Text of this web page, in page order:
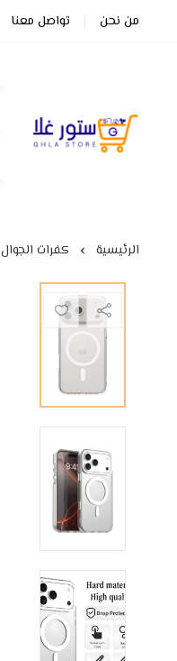
من نحن تواصل معنا
ستور غلا
الرئيسية كفرات الجوال